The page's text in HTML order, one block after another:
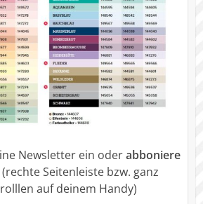
Newsletter ein oderabboniere
Seitenleiste bzw. ganz
auf deinem Handy)